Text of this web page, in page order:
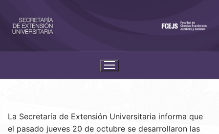
La Secretaría de Extensión Universitaria informa que
el pasado jueves 20 de octubre se desarrollaron las